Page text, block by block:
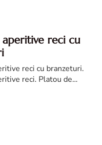
aperitive reci cu
reci cu branzeturi.
reci. Platou de